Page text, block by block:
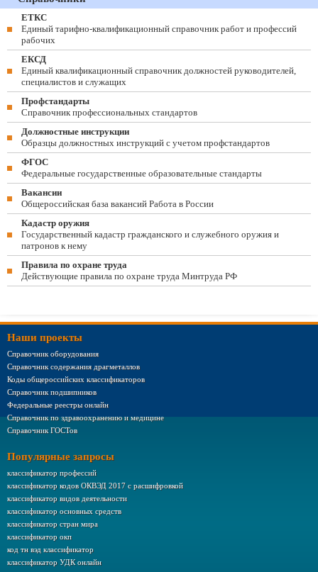
ЕТКС
Единый тарифно-квалификационный справочник работ и профессий
рабочих
ЕКСД
Единый квалификационный справочник должностей руководителей,
специалистов и служащих
Профстандарты
Справочник профессиональных стандартов
Должностные инструкции
Образцы должностных инструкций с учетом профстандартов
ФГОС
Федеральные государственные образовательные стандарты
Вакансии
Общероссийская база вакансий Работа в России
Кадастр оружия
Государственный кадастр гражданского и служебного оружия и
патронов к нему
Правила по охране труда
Действующие правила по охране труда Минтруда РФ
Наши проекты
Справочник оборудования
Справочник содержания драгметаллов
Коды общероссийских классификаторов
Справочник подшипников
Федеральные реестры онлайн
Справочник по здравоохранению и медицине
Справочник ГОСТов
Популярные запросы
классификатор профессий
классификатор кодов ОКВЭД 2017 с расшифровкой
классификатор видов деятельности
классификатор основных средств
классификатор стран мира
классификатор окп
код тн вэд классификатор
классификатор УДК онлайн